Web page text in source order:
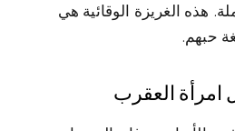
هذه الغريزة الوقائية هي
حبهم.
العقرب